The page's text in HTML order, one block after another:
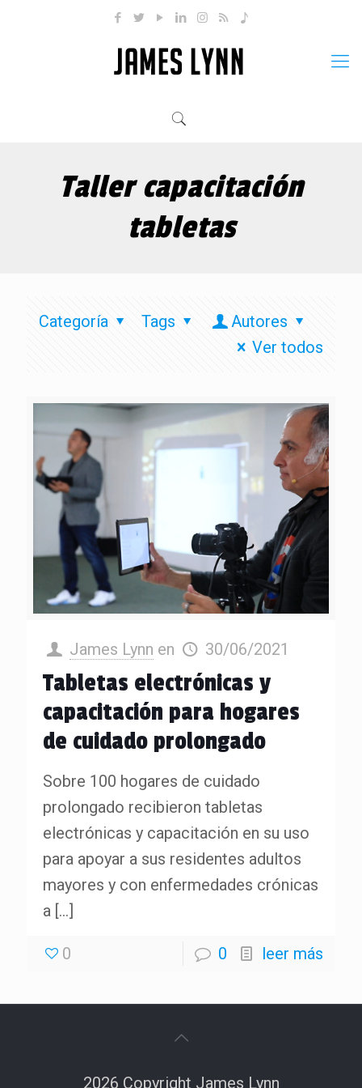
Taller capacitación
tabletas
Categoría Tags
Autores
Ver todos
James Lynn en 30/06/2021
Tabletas electrónicas y
capacitación para hogares
de cuidado prolongado
Sobre 100 hogares de cuidado
prolongado recibieron tabletas
electrónicas y capacitación en su uso
para apoyar a sus residentes adultos
mayores y con enfermedades crónicas
a […]
0 0 leer más
2026 Copyright James Lynn